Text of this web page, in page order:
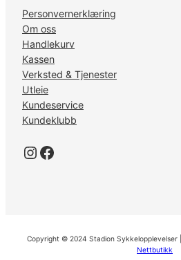
m
6
-
B
o
l
t
S
M
-
R
Personvernerklæring
Om oss
Handlekurv
Kassen
Verksted & Tjenester
Utleie
Kundeservice
Kundeklubb
Instagram Facebook
Copyright © 2024 Stadion Sykkelopplevelser
Nettbutikk